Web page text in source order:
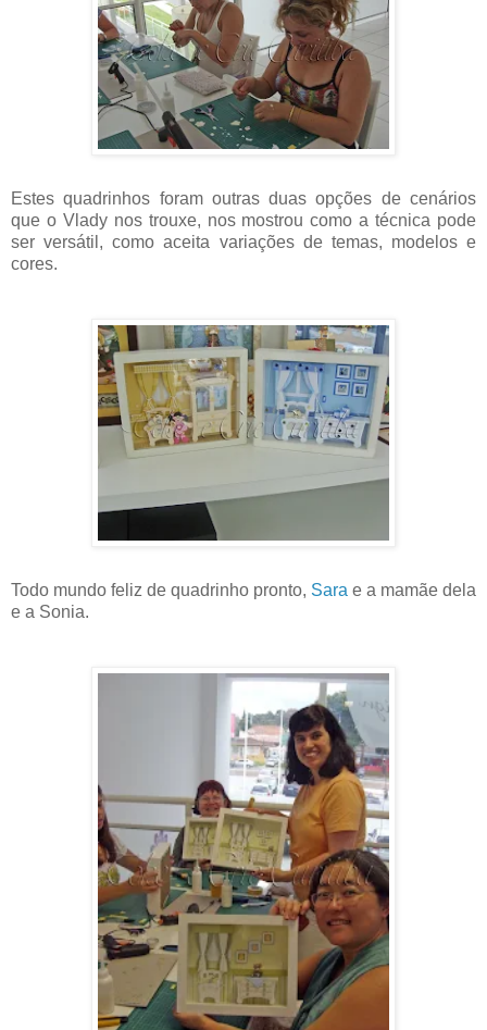
Estes quadrinhos foram outras duas opções de cenários
que o Vlady nos trouxe, nos mostrou como a técnica pode
ser versátil, como aceita variações de temas, modelos e
cores.
Todo mundo feliz de quadrinho pronto, Sara e a mamãe dela
e a Sonia.